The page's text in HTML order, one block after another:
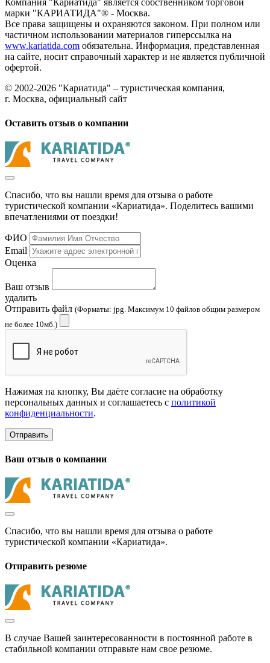
Компания "Кариатида" является собственником торговой
марки "КАРИАТИДА"® - Москва.
Все права защищены и охраняются законом. При полном или
частичном использовании материалов гиперссылка на
www.kariatida.com обязательна. Информация, представленная
на сайте, носит справочный характер и не является публичной
офертой.
© 2002-2026 "Кариатида" – туристическая компания,
г. Москва, официальный сайт
Оставить отзыв о компании
Спасибо, что вы нашли время для отзыва о работе
туристической компании «Кариатида». Поделитесь вашими
впечатлениями от поездки!
ФИО
Email
Оценка
Ваш отзыв
удалить
Отправить файл (Форматы: jpg. Максимум 10 файлов общим размером
не более 10мб.)
Нажимая на кнопку, Вы даёте согласие на обработку
персональных данных и соглашаетесь с политикой
конфиденциальности.
Отправить
Ваш отзыв о компании
Спасибо, что вы нашли время для отзыва о работе
туристической компании «Кариатида».
Отправить резюме
В случае Вашей заинтересованности в постоянной работе в
стабильной компании отправьте нам свое резюме.